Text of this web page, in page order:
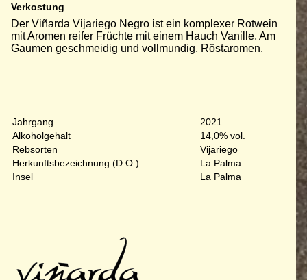
Verkostung
Der Viñarda Vijariego Negro ist ein komplexer Rotwein
mit Aromen reifer Früchte mit einem Hauch Vanille. Am
Gaumen geschmeidig und vollmundig, Röstaromen.
Jahrgang
2021
Alkoholgehalt
14,0% vol.
Rebsorten
Vijariego
Herkunftsbezeichnung (D.O.)
La Palma
Insel
La Palma